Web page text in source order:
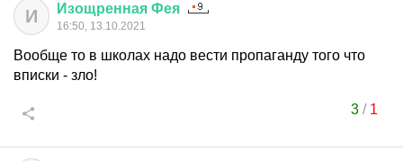
И Изощренная Фея
16:50, 13.10.2021
Вообще то в школах надо вести пропаганду того что
вписки - зло!
3/ 1